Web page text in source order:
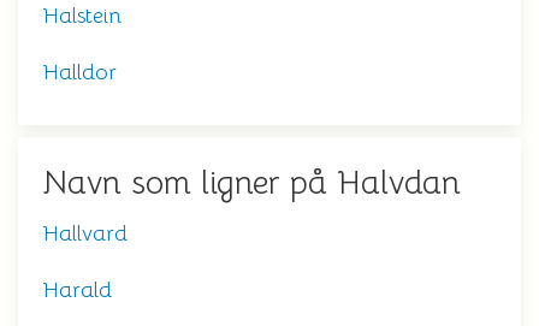
Halstein
Halldor
Navn som ligner på Halvdan
Hallvard
Harald